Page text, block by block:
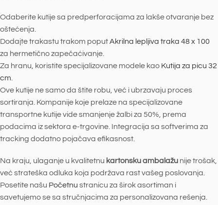
Odaberite kutije sa predperforacijama za lakše otvaranje bez
oštećenja.
Dodajte trakastu trakom poputAkrilna lepljiva traka 48 x 100
za hermetično zapečaćivanje.
Za hranu, koristite specijalizovane modele kao Kutija za picu 32
cm
Ove kutije ne samo da štite robu, već i ubrzavaju proces
sortiranja. Kompanije koje prelaze na specijalizovane
transportne kutije vide smanjenje žalbi za 50%, prema
podacima iz sektora e-trgovine. Integracija sa softverima za
tracking dodatno pojačava efikasnost.
Na kraju, ulaganje u kvalitetnu kartonsku ambalažu nije trošak,
već strateška odluka koja podržava rast vašeg poslovanja.
Posetite našu Početnu stranicu za širok asortiman i
savetujemo se sa stručnjacima za personalizovana rešenja.